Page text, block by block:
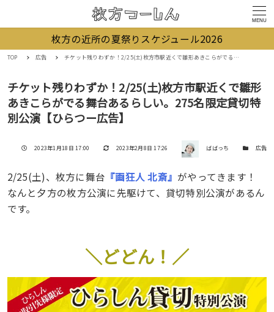
MENU
枚方の近所の夏祭りスケジュール2026
TOP 広告 チケット残りわずか！2/25(土)枚方市駅近くで雛形あきこらがでる舞台あるらしい。275名限定貸切特別公演【ひらつー広告】
チケット残りわずか！2/25(土)枚方市駅近くで雛形
あきこらがでる舞台あるらしい。275名限定貸切特
別公演【ひらつー広告】
投稿日
2023年1月18日 17:00 更新日
2023年2月8日 17:26 著者 ばばっち カテゴリー
広告
2/25(土)、枚方に舞台 『画狂人 北斎』 がやってきます！
なんと夕方の枚方公演に先駆けて、貸切特別公演があるん
です。
＼どどん！／